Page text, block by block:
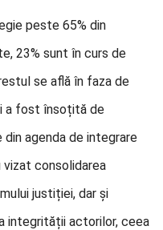
peste 65% din
23% sunt în curs de
se află în faza de
a fost însoțită de
agenda de integrare
vizat consolidarea
justiției, dar și
integrității actorilor, ceea